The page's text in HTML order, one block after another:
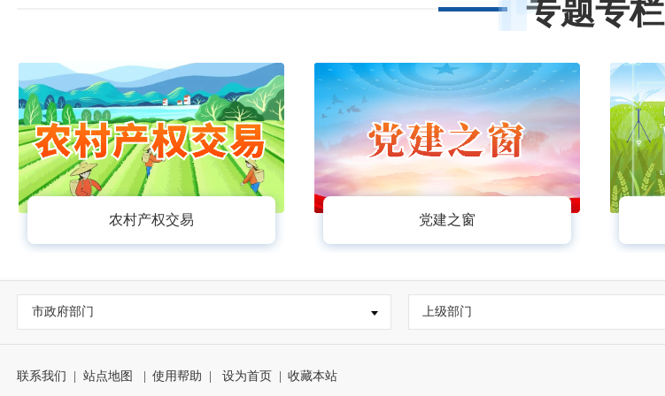
专题专栏
农村产权交易 党建之窗
市政府部门 上级部门
联系我们 站点地图 使用帮助 设为首页 收藏本站